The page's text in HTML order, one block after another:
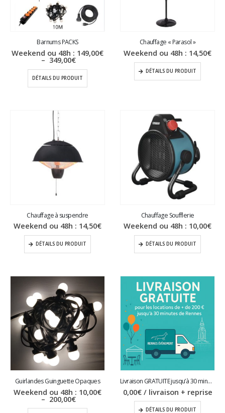
Barnums PACKS
Weekend ou 48h : 149,00€
– 349,00€Plage
prix :
149,00€
à
DÉTAILS DU PRODUIT
Chauffage « Parasol »
Weekend ou 48h : 14,50€
DÉTAILS DU PRODUIT
Chauffage à suspendre
Weekend ou 48h : 14,50€
DÉTAILS DU PRODUIT
Chauffage Soufflerie
Weekend ou 48h : 10,00€
DÉTAILS DU PRODUIT
Guirlandes Guinguette Opaques
Weekend ou 48h : 10,00€
– 200,00€Plage
de
Livraison GRATUITE jusqu’à 30 minutes de Rennes
0,00€/ livraison + reprise
DÉTAILS DU PRODUIT